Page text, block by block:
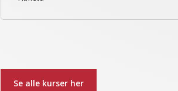
Se alle kurser her